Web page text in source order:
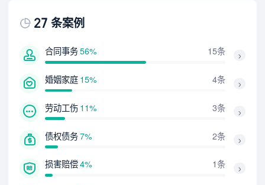
27 条案例
合同事务56% 15条
婚姻家庭 15% 4条
劳动工伤 11% 3条
债权债务7% 2条
损害赔偿4% 1条